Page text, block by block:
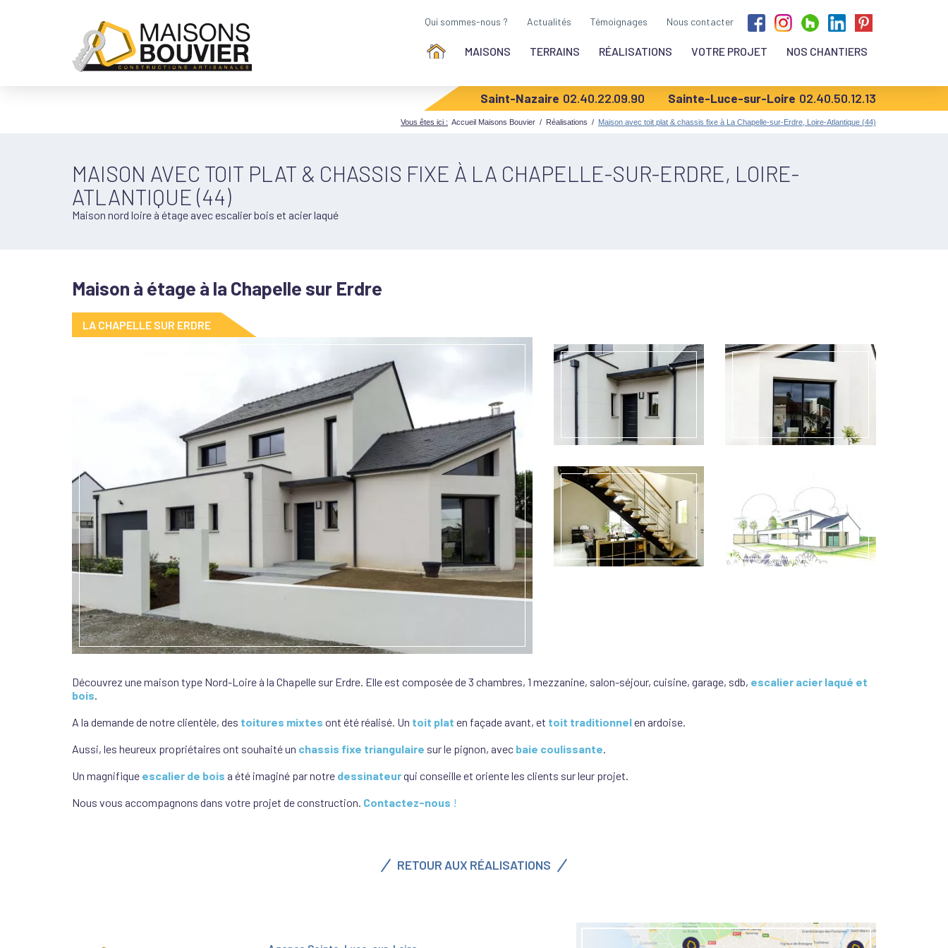
Qui sommes-nous ? Actualités Témoignages Nous contacter
MAISONS TERRAINS RÉALISATIONS VOTRE PROJET NOS CHANTIERS
Saint-Nazaire 02.40.22.09.90 Sainte-Luce-sur-Loire 02.40.50.12.13
Vous êtes ici : Accueil Maisons Bouvier / Réalisations / Maison avec toit plat & chassis fixe à La Chapelle-sur-Erdre, Loire-Atlantique (44)
MAISON AVEC TOIT PLAT & CHASSIS FIXE À LA CHAPELLE-SUR-ERDRE, LOIRE-
ATLANTIQUE (44)
Maison nord loire à étage avec escalier bois et acier laqué
Maison à étage à la Chapelle sur Erdre
LA CHAPELLE SUR ERDRE
Découvrez une maison type Nord-Loire à la Chapelle sur Erdre. Elle est composée de 3 chambres, 1 mezzanine, salon-séjour, cuisine, garage, sdb, escalier acier laqué et
bois.
A la demande de notre clientèle, des toitures mixtes ont été réalisé. Un toit plat en façade avant, et toit traditionnelen ardoise.
Aussi, les heureux propriétaires ont souhaité un chassis fixe triangulaire sur le pignon, avec baie coulissante.
Un magnifique escalier de bois a été imaginé par notre dessinateurqui conseille et oriente les clients sur leur projet.
Nous vous accompagnons dans votre projet de construction. Contactez-nous !
RETOUR AUX RÉALISATIONS